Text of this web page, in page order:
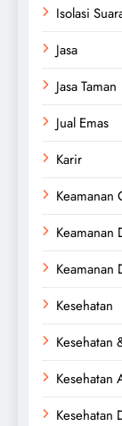
Isolasi
Jasa
Jasa Taman
Jual Emas
Karir
Keamanan
Keamanan
Keamanan
Kesehatan
Kesehatan
Kesehatan
Kesehatan